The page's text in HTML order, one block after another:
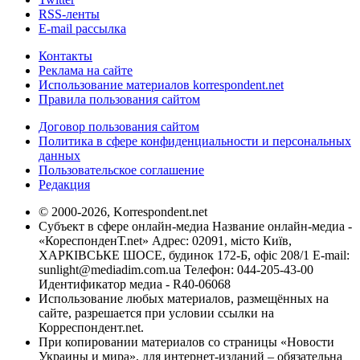
RSS-ленты
E-mail рассылка
Контакты
Реклама на сайте
Использование материалов korrespondent.net
Правила пользования сайтом
Договор пользования сайтом
Политика в сфере конфиденциальности и персональных
данных
Пользовательское соглашение
Редакция
© 2000-2026, Korrespondent.net
Субъект в сфере онлайн-медиа Название онлайн-медиа -
«КореспонденТ.net» Адрес: 02091, місто Київ,
ХАРКІВСЬКЕ ШОСЕ, будинок 172-Б, офіс 208/1 E-mail:
sunlight@mediadim.com.ua Телефон: 044-205-43-00
Идентификатор медиа - R40-06068
Использование любых материалов, размещённых на
сайте, разрешается при условии ссылки на
Корреспондент.net.
При копировании материалов со страницы «Новости
Украины и мира», для интернет-изданий – обязательна